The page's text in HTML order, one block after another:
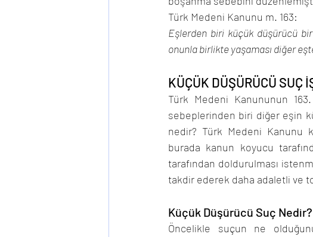
Türk Medeni Kanunu m. 163:
Eşlerden biri küçük düşürücü
onunla birlikte yaşaması diğer
KÜÇÜK DÜŞÜRÜCÜ SUÇ
Türk Medeni Kanununun
sebeplerinden biri diğer eşin
nedir? Türk Medeni Kanunu
burada kanun koyucu
tarafından doldurulması
takdir ederek daha adaletli ve
Küçük Düşürücü Suç Nedir?
Öncelikle suçun ne